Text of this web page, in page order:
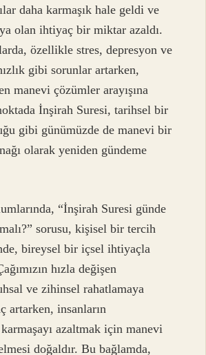
daha karmaşık hale geldi ve
olan ihtiyaç bir miktar azaldı.
özellikle stres, depresyon ve
gibi sorunlar artarken,
manevi çözümler arayışına
İnşirah Suresi, tarihsel bir
gibi günümüzde de manevi bir
olarak yeniden gündeme
“İnşirah Suresi günde
sorusu, kişisel bir tercih
bireysel bir içsel ihtiyaçla
hızla değişen
ve zihinsel rahatlamaya
artarken, insanların
azaltmak için manevi
doğaldır. Bu bağlamda,